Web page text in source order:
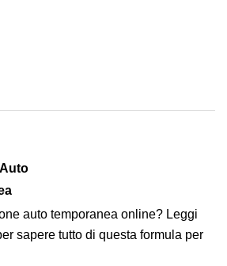
auto temporanea online? Leggi
sapere tutto di questa formula per